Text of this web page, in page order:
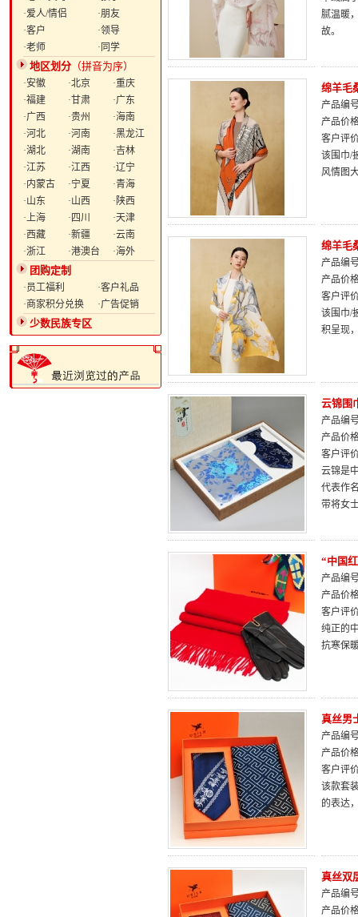
·爱人/情侣
·朋友
·客户
·领导
·老师
·同学
地区划分 （拼音为序）
·安徽 ·北京
·重庆
·福建
·甘肃
·广东
·广西
·贵州
·海南
·河北
·河南
·黑龙江
·湖北
·湖南
·吉林
·江苏
·江西
·辽宁
·内蒙古
·宁夏
·青海
·山东
·山西
·陕西
·上海
·四川
·天津
·西藏
·新疆
·云南
·浙江
·港澳台 ·海外
团购定制
·员工福利
·客户礼品
·商家积分兑换
·广告促销
少数民族专区
腻温暖
故。
绵羊毛
产品编
产品价
客户评
该围巾/
风情图
绵羊毛
产品编
产品价
客户评
该围巾/
积呈现
云锦围
产品编
产品价
客户评
云锦是
代表作
带将女
“中国
产品编
产品价
客户评
纯正的
抗寒保
真丝男
产品编
产品价
客户评
该款套
的表达
真丝双
产品编
产品价